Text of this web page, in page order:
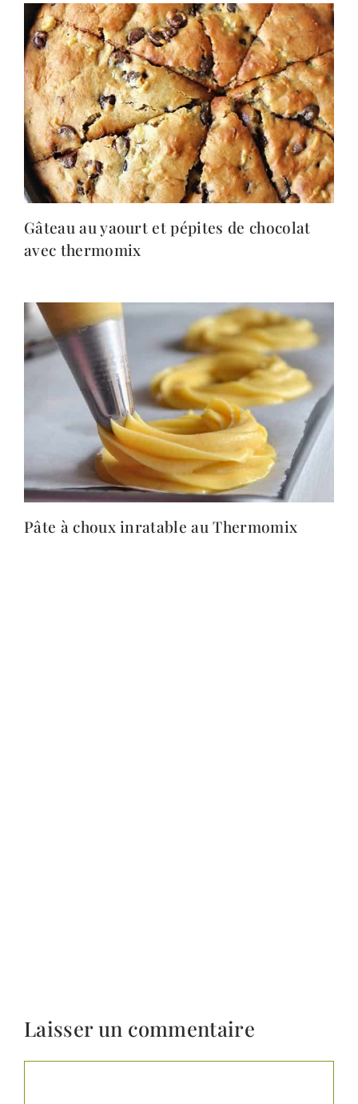
Gâteau au yaourt et pépites de chocolat
avec thermomix
Pâte à choux inratable au Thermomix
Laisser un commentaire